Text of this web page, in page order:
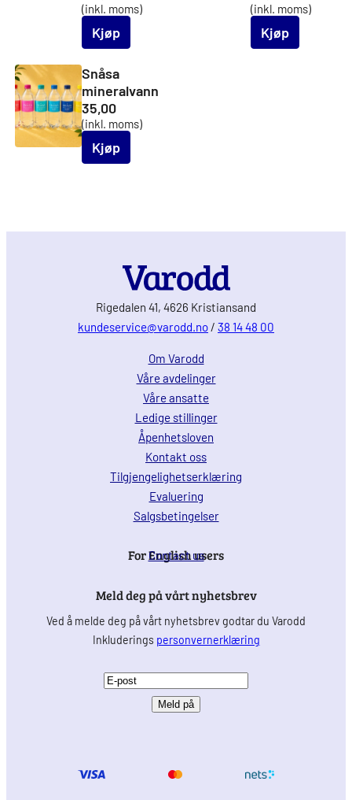
(inkl. moms)
Kjøp
(inkl. moms)
Kjøp
Snåsa
mineralvann
35,00
(inkl. moms)
Kjøp
Rigedalen 41, 4626 Kristiansand
kundeservice@varodd.no / 38 14 48 00
Om Varodd
Våre avdelinger
Våre ansatte
Ledige stillinger
Åpenhetsloven
Kontakt oss
Tilgjengelighetserklæring
Evaluering
Salgsbetingelser
For English users
Contact us
Meld deg på vårt nyhetsbrev
Ved å melde deg på vårt nyhetsbrev godtar du Varodd
Inkluderings personvernerklæring
E